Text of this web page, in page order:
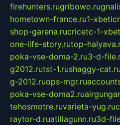
firehunters.rugribowo.ru
hometown-france.ru1-
shop-garena.rucricetc-1-
one-life-story.rutop-
poka-vse-doma-2.ru3-d-
g2012.rutst-1.rushaggy-cat.ru
g-2012.ruops-mgr.ru
poka-vse-doma2.ru
tehosmotre.ruvarieta-yug.ru
raytor-d.ruatillagunn.ru3d-